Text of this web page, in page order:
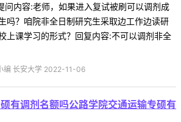
内容:老师，如果进入复试被刷可以调剂成
吗？咱院非全日制研究生采取边工作边读研
上课学习的形式？回复内容:不可以调剂非全
编 长安大学 2022-11-06
有调剂名额吗公路学院交通运输专硕有